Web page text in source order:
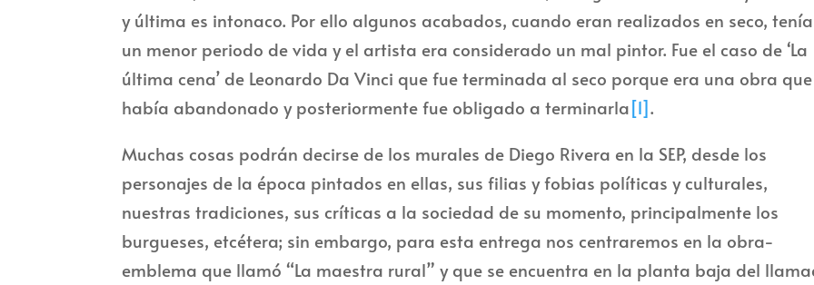
y última es intonaco. Por ello algunos acabados, cuando eran realizados en seco,
un menor periodo de vida y el artista era considerado un mal pintor. Fue el caso de ‘La
última cena’ de Leonardo Da Vinci que fue terminada al seco porque era una obra
había abandonado y posteriormente fue obligado a terminarla[1].
Muchas cosas podrán decirse de los murales de Diego Rivera en la SEP, desde los
personajes de la época pintados en ellas, sus filias y fobias políticas y culturales,
nuestras tradiciones, sus críticas a la sociedad de su momento, principalmente los
burgueses, etcétera; sin embargo, para esta entrega nos centraremos en la obra-
emblema que llamó “La maestra rural” y que se encuentra en la planta baja del